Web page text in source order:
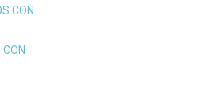
CON